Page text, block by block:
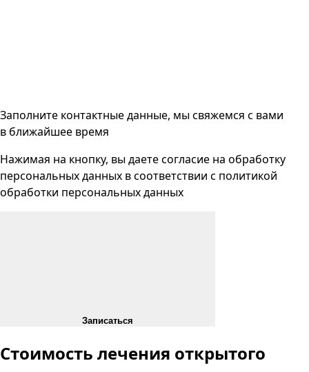
Заполните контактные данные, мы свяжемся с вами
в ближайшее время
Нажимая на кнопку, вы даете согласие на обработку
персональных данных в соответствии с политикой
обработки персональных данных
Записаться
Стоимость лечения открытого